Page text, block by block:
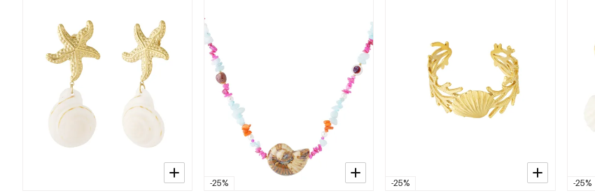
-25% -25% -25%